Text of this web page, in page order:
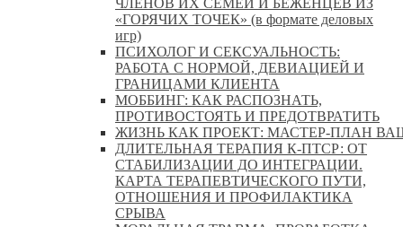
ЧЛЕНОВ ИХ СЕМЕЙ И БЕЖЕНЦЕВ ИЗ
«ГОРЯЧИХ ТОЧЕК» (в формате деловых
игр)
ПСИХОЛОГ И СЕКСУАЛЬНОСТЬ:
РАБОТА С НОРМОЙ, ДЕВИАЦИЕЙ И
ГРАНИЦАМИ КЛИЕНТА
МОББИНГ: КАК РАСПОЗНАТЬ,
ПРОТИВОСТОЯТЬ И ПРЕДОТВРАТИТЬ
ЖИЗНЬ КАК ПРОЕКТ: МАСТЕР‑ПЛАН
ДЛИТЕЛЬНАЯ ТЕРАПИЯ К-ПТСР: ОТ
СТАБИЛИЗАЦИИ ДО ИНТЕГРАЦИИ.
КАРТА ТЕРАПЕВТИЧЕСКОГО ПУТИ,
ОТНОШЕНИЯ И ПРОФИЛАКТИКА
СРЫВА